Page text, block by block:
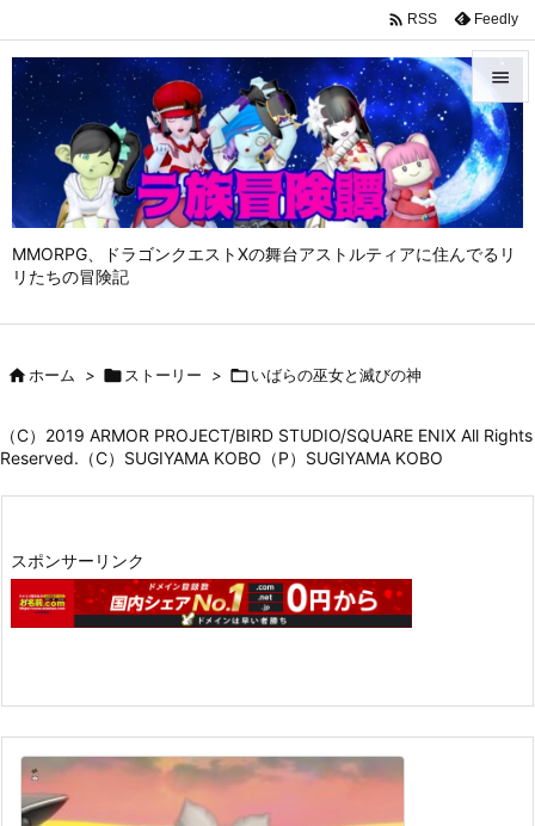
MMORPG、ドラゴンクエストⅩの舞台アストルティアに住んでるリ
リたちの冒険記


メニュ

サイド

 RSS Feedly
ホーム >  ストーリー > いばらの巫女と滅びの神
（C）2019 ARMOR PROJECT/BIRD STUDIO/SQUARE ENIX All Rights
Reserved.（C）SUGIYAMA KOBO（P）SUGIYAMA KOBO
スポンサーリンク